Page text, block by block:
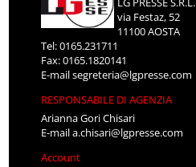
via Festaz, 52
11100 AOSTA
Tel: 0165.231711
Fax: 0165.1820141
E-mailsegreteria@lgpresse.com
RESPONSABILE DI AGENZIA
Arianna Gori Chisari
E-maila.chisari@lgpresse.com
Account